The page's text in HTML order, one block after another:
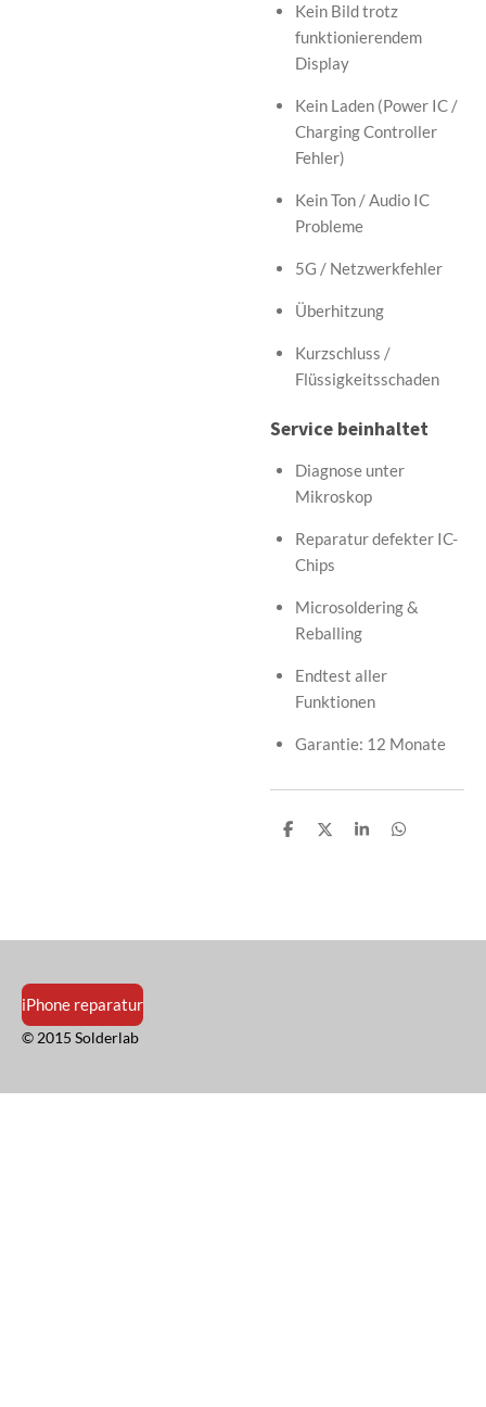
Kein Bild trotz
funktionierendem
Display
Kein Laden (Power IC /
Charging Controller
Fehler)
Kein Ton / Audio IC
Probleme
5G / Netzwerkfehler
Überhitzung
Kurzschluss /
Flüssigkeitsschaden
Service beinhaltet
Diagnose unter
Mikroskop
Reparatur defekter IC-
Chips
Microsoldering &
Reballing
Endtest aller
Funktionen
Garantie: 12 Monate
T
T
T
T
iPhone reparatur
© 2015 Solderlab